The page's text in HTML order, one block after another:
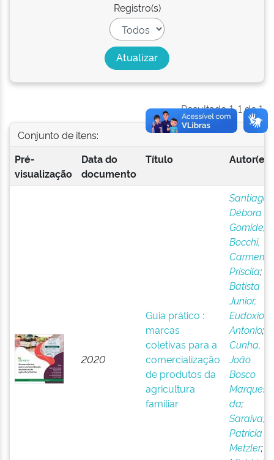
Registro(s)
Resultado 1-1 de 1.
Conjunto de itens:
Pré-
visualização
Data do
documento
Título Autor(es)
2020
Guia prático :
marcas
coletivas para a
comercialização
de produtos da
agricultura
familiar
Santiago,
Débora
Gomide;
Bocchi,
Carmem
Priscila;
Batista
Junior,
Eudoxio
Antonio;
Cunha,
João
Bosco
Marques
da;
Saraiva,
Patrícia
Metzler;